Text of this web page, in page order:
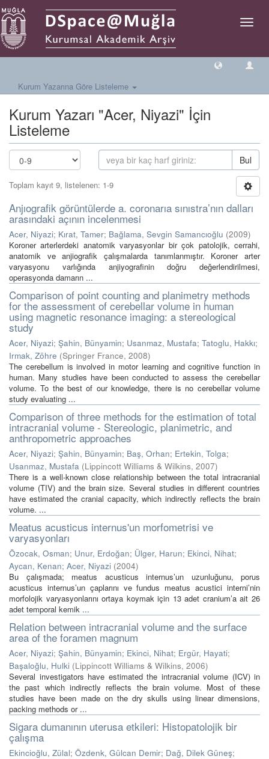
Geçiş
Kurum Yazarına Göre Listeleme
Kurum Yazarı "Acer, Niyazi" İçin
Listeleme
Bul
Toplam kayıt 9, listelenen: 1-9
Anjıografik görüntülerde a. coronarıa sınıstra’nın dalları
arasındaki açının incelenmesi
Acer, Niyazi; Kırat, Tamer; Bağlama, Sevgin Samancıoğlu (2009)
Koroner arterlerdeki anatomik varyasyonlar bir çok patolojik, cerrahi,
anatomik ve anjiografik çalışmalarda tanımlanmıştır. Koroner arter
varyasyonu varlığında anjiyografinin doğru değerlendirilmesi,
operasyonda damarın ...
Comparison of point counting and planimetry methods
for the assessment of cerebellar volume in human
using magnetic resonance imaging: a stereological
study
Acer, Niyazi; Şahin, Bünyamin; Usanmaz, Mustafa; Tatoglu, Hakkı;
Irmak, Zöhre (Springer France, 2008)
The cerebellum is involved in motor learning and cognitive function in
human. Many studies have been conducted to assess the cerebellar
volume. To the best of our knowledge, there is no cerebellar volume
study evaluating ...
Comparison of three methods for the estimation of total
intracranial volume - Stereologic, planimetric, and
anthropometric approaches
Acer, Niyazi; Şahin, Bünyamin; Baş, Orhan; Ertekin, Tolga;
Usanmaz, Mustafa (Lippincott Williams & Wilkins, 2007)
There is a well-known close relationship between the total intracranial
volume (TIV) and the brain size. Several studies in different countries
have estimated the cranial capacity, which indirectly reflects the brain
volume. ...
Meatus acusticus internus'un morfometrisi ve
varyasyonları
Özocak, Osman; Unur, Erdoğan; Ülger, Harun; Ekinci, Nihat;
Aycan, Kenan; Acer, Niyazi (2004)
Bu çalışmada; meatus acusticus internus’un uzunluğunu, porus
acusticus internus’un çaplarını ve fundus meatus acustici interni’nin
morfolojik varyasyonlarını ortaya koymak için 13 adet cranium’a ait 26
adet temporal kemik ...
Relation between intracranial volume and the surface
area of the foramen magnum
Acer, Niyazi; Şahin, Bünyamin; Ekinci, Nihat; Ergür, Hayati;
Başaloğlu, Hulki (Lippincott Williams & Wilkins, 2006)
Several investigators have estimated the intracranial volume (ICV) in
the past which indirectly reflects the brain volume. Most of these
studies have been made on the dry skulls using linear dimensions,
packing methods or ...
Sigara dumanının uterusa etkileri: Histopatolojik bir
çalışma
Ekincioğlu, Zülal; Özdenk, Gülcan Demir; Dağ, Dilek Güneş;